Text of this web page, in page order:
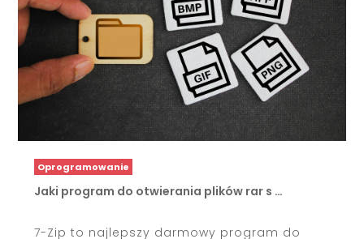
Oprogramowanie
Jaki program do otwierania plików rar s …
7-Zip to najlepszy darmowy program do